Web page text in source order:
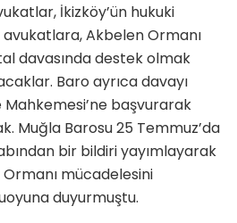
İkizköy’ün hukuki
Akbelen Ormanı
davasında destek olmak
Baro ayrıca davayı
Mahkemesi’ne başvurarak
Muğla Barosu 25 Temmuz’da
bir bildiri yayımlayarak
mücadelesini
duyurmuştu.